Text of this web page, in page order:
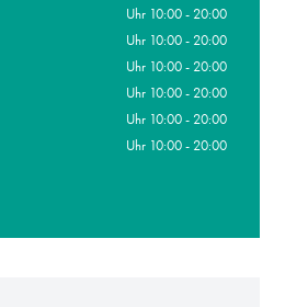
Uhr 10:00 - 20:00
Uhr 10:00 - 20:00
Uhr 10:00 - 20:00
Uhr 10:00 - 20:00
Uhr 10:00 - 20:00
Uhr 10:00 - 20:00